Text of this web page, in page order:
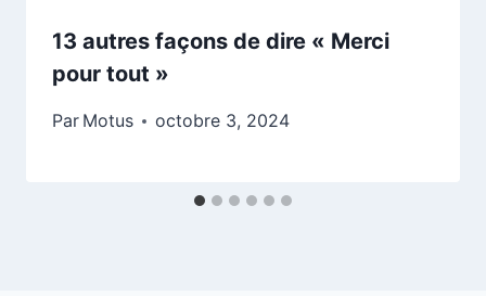
13 autres façons de dire « Merci
pour tout »
Par Motus octobre 3, 2024